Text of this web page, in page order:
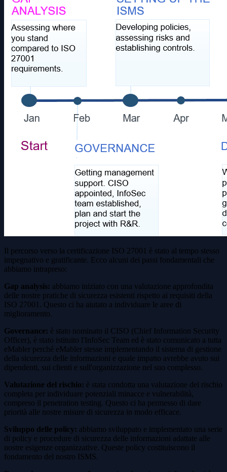
Il percorso verso la certificazione ISO 27001 è stato al tempo stesso
impegnativo e gratificante. Ecco alcuni dei passi fondamentali che
abbiamo intrapreso:
Gap analysis: abbiamo iniziato con una valutazione approfondita
delle nostre pratiche di sicurezza esistenti rispetto ai requisiti della
ISO 27001. Questo ci ha aiutato a individuare le aree di
miglioramento.
Governance: è stato nominato il CISO (Chief Information Security
Officer), è stato istituito l'InfoSec Team ed è stato comunicato a tutta
eMabler perché eMabler stesse implementando il sistema di gestione
della sicurezza delle informazioni e quale impatto avrebbe avuto sui
dipendenti, sui clienti e sull'organizzazione nel suo complesso.
Valutazione del rischio: è stata condotta una valutazione del rischio
completa per individuare potenziali minacce e vulnerabilità,
compreso il penetration testing. Questo ci ha permesso di dare
priorità alle nostre misure di sicurezza in modo efficace.
Sviluppo delle policy: abbiamo sviluppato e implementato una serie
di policy e procedure di sicurezza delle informazioni adattate alle
nostre esigenze organizzative. Queste policy costituiscono il
fondamento del nostro ISMS.